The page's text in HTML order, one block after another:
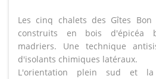
Les cinq chalets des Gîtes
construits en bois d'épicéa
madriers. Une technique
d'isolants chimiques latéraux.
L'orientation plein sud et la